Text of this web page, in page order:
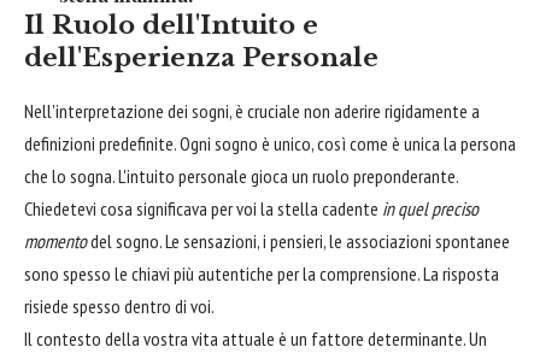
Il Ruolo dell'Intuito e
dell'Esperienza Personale
Nell'interpretazione dei sogni, è cruciale non aderire rigidamente a
definizioni predefinite. Ogni sogno è unico, così come è unica la persona
che lo sogna. L'intuito personale gioca un ruolo preponderante.
Chiedetevi cosa significava per voi la stella cadente in quel preciso
momentodel sogno. Le sensazioni, i pensieri, le associazioni spontanee
sono spesso le chiavi più autentiche per la comprensione. La risposta
risiede spesso dentro di voi.
Il contesto della vostra vita attuale è un fattore determinante. Un